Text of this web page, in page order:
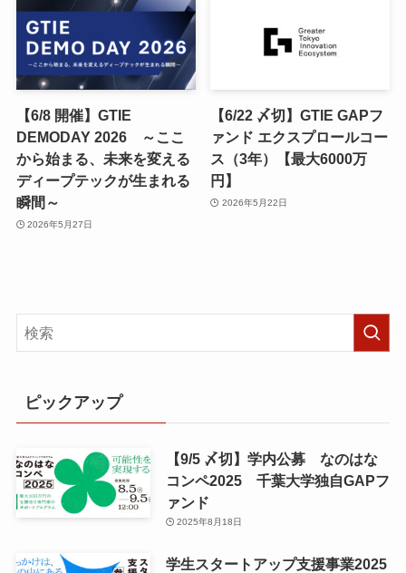
【6/8 開催】GTIE
DEMODAY 2026 ～ここ
から始まる、未来を変える
ディープテックが生まれる
瞬間～
2026年5月27日
【6/22 〆切】GTIE GAPフ
ァンド エクスプロールコー
ス（3年）【最大6000万
円】
2026年5月22日
ピックアップ
【9/5 〆切】学内公募 なのはな
コンペ2025 千葉大学独自GAPフ
ァンド
2025年8月18日
学生スタートアップ支援事業2025